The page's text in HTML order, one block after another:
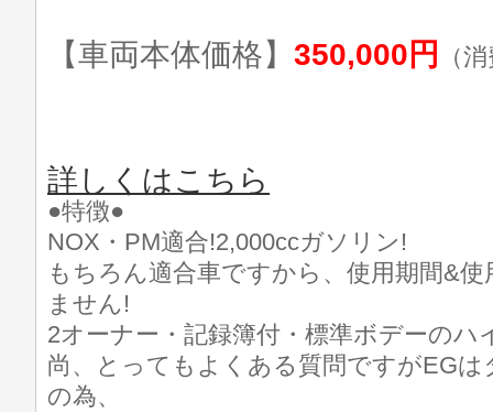
【車両本体価格】 350,000円 （
詳しくはこちら
●特徴●
NOX・PM適合!2,000ccガソリン!
もちろん適合車ですから、使用期間&
ません!
2オーナー・記録簿付・標準ボデーのハ
尚、とってもよくある質問ですがEG
の為、